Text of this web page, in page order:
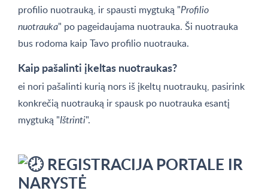
profilio nuotrauką, ir spausti mygtuką "Profilio
nuotrauka" po pageidaujama nuotrauka. Ši nuotrauka
bus rodoma kaip Tavo profilio nuotrauka.
Kaip pašalinti įkeltas nuotraukas?
ei nori pašalinti kurią nors iš įkeltų nuotraukų, pasirink
konkrečią nuotrauką ir spausk po nuotrauka esantį
mygtuką "Ištrinti".
REGISTRACIJA PORTALE IR
NARYSTĖ